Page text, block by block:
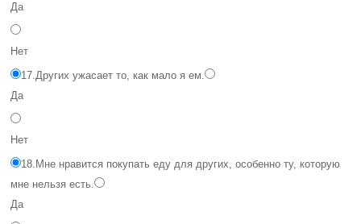
Да
Нет
17.Других ужасает то, как мало я ем.
Да
Нет
18. Мне нравится покупать еду для других, особенно ту, которую
мне нельзя есть.
Да